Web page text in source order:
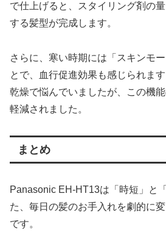
で仕上げると、スタイリング剤の
する髪型が完成します。
さらに、寒い時期には「スキンモ
とで、血行促進効果も感じられま
乾燥で悩んでいましたが、この機
軽減されました。
まとめ
Panasonic EH-HT13は「時短」と
た、毎日の髪のお手入れを劇的に
です。